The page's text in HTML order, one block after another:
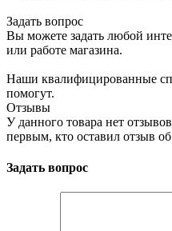
Задать вопрос
Вы можете задать любой
или работе магазина.
Наши квалифицированные
помогут.
Отзывы
У данного товара нет
первым, кто оставил отзыв
Задать вопрос